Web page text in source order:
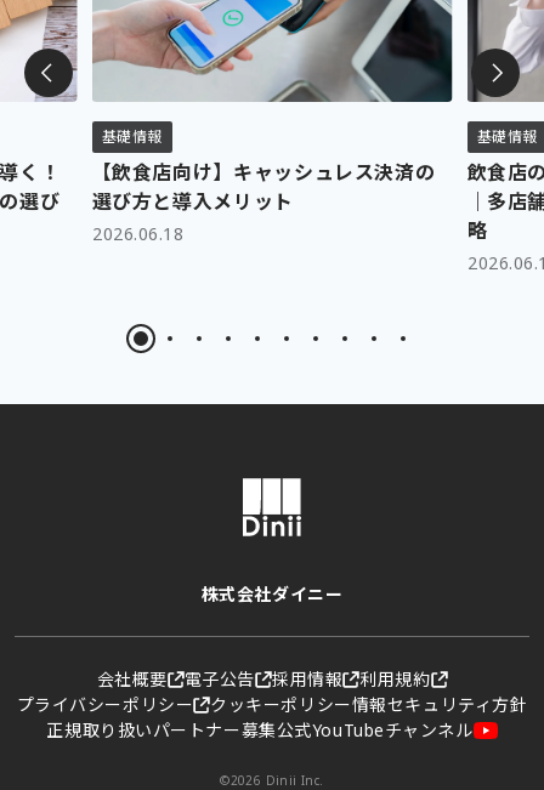
正規取り扱いパートナー募集
公式YouTubeチャンネル
く！
選び
基礎情報
【飲食店向け】キャッシュレス決済の
選び方と導入メリット
2026.06.18
基礎情報
飲食店
｜多
略
株式会社ダイニー
会社概要 電子公告 採用情報
利用規約
プライバシーポリシー
クッキーポリシー情報セキュリティ方針
正規取り扱いパートナー募集公式YouTubeチャンネル
©2026 Dinii Inc.